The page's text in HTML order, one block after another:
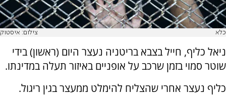
כלא צילום: איסטוק
ניאל כליף, חייל בצבא בריטניה נעצר היום (ראשון) בידי
שוטר סמוי בזמן שרכב על אופניים באיזור תעלה במדינתו.
כליף נעצר אחרי שהצליח להימלט ממעצר בגין ריגול.